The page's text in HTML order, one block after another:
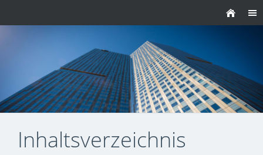
Inhaltsverzeichnis